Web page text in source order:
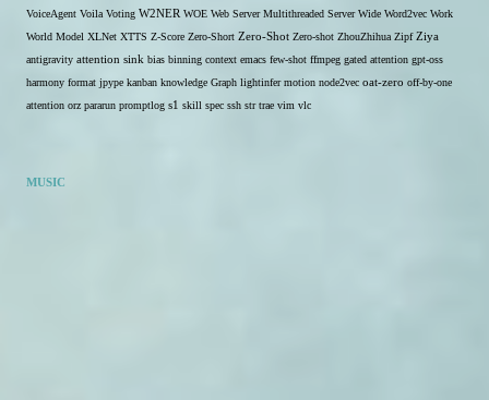
VoiceAgent Voila Voting W2NER WOE Web Server Multithreaded Server Wide Word2vec Work
World Model XLNet XTTS Z-Score Zero-Short Zero-Shot Zero-shot ZhouZhihua Zipf Ziya
antigravity attention sink bias binning context emacs few-shot ffmpeg gated attention gpt-oss
harmony format jpype kanban knowledge Graph lightinfer motion node2vec oat-zero off-by-one
attention orz pararun promptlog s1 skill spec ssh str trae vim vlc
MUSIC